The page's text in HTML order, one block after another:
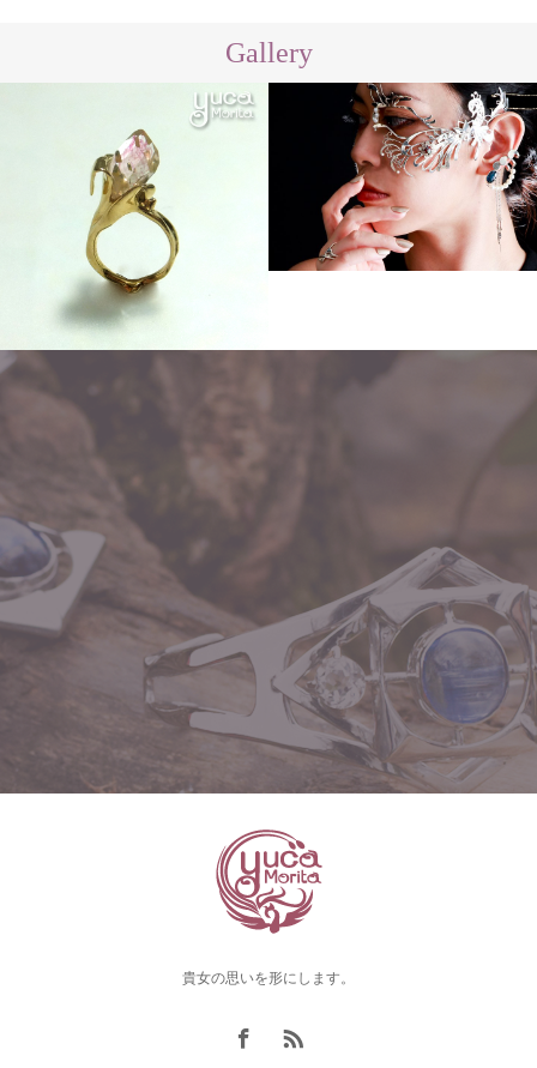
Gallery
Order
Other
貴女の思いを形にします。